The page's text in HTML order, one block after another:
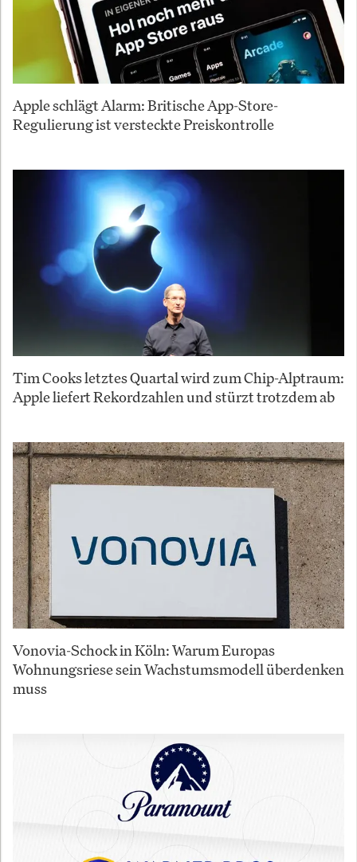
Apple schlägt Alarm: Britische App-Store-
Regulierung ist versteckte Preiskontrolle
Tim Cooks letztes Quartal wird zum Chip-Alptraum:
Apple liefert Rekordzahlen und stürzt trotzdem ab
Vonovia-Schock in Köln: Warum Europas
Wohnungsriese sein Wachstumsmodell überdenken
muss